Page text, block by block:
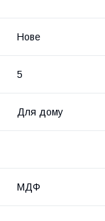
Нове
5
Для дому
МДФ